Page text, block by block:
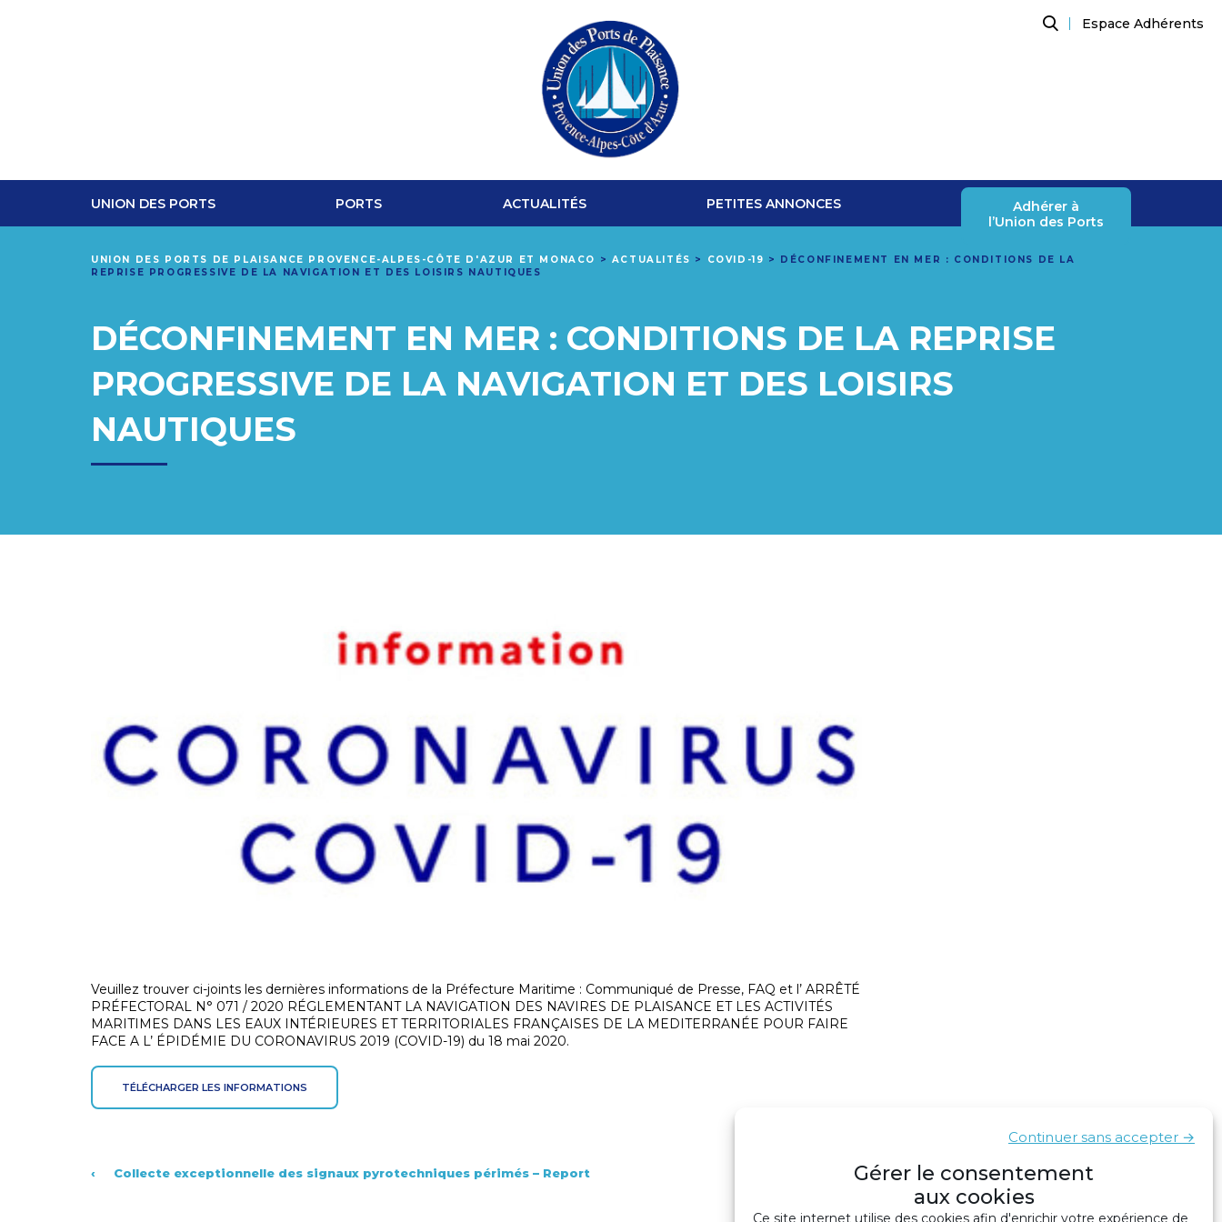
Gérer le consentement
aux cookies
Ce site internet utilise des cookies afin d'enrichir votre expérience de
Continuer sans accepter →
Espace Adhérents
UNION
PORTS
PLAISANCE
PROVENCE-
UNION DES PORTS PORTS ACTUALITÉS PETITES ANNONCES
Adhérer à
l’Union des Ports
UNION DES PORTS DE PLAISANCE PROVENCE-ALPES-CÔTE D'AZUR ET MONACO > ACTUALITÉS > COVID-19 >
DÉCONFINEMENT EN MER : CONDITIONS DE LA
REPRISE PROGRESSIVE DE LA NAVIGATION ET DES LOISIRS NAUTIQUES
DÉCONFINEMENT EN MER : CONDITIONS DE LA REPRISE
PROGRESSIVE DE LA NAVIGATION ET DES LOISIRS
NAUTIQUES
Veuillez trouver ci-joints les dernières informations de la Préfecture Maritime : Communiqué de Presse, FAQ et l’ ARRÊTÉ
PRÉFECTORAL N° 071 / 2020 RÉGLEMENTANT LA NAVIGATION DES NAVIRES DE PLAISANCE ET LES ACTIVITÉS
MARITIMES DANS LES EAUX INTÉRIEURES ET TERRITORIALES FRANÇAISES DE LA MEDITERRANÉE POUR FAIRE
FACE A L’ ÉPIDÉMIE DU CORONAVIRUS 2019 (COVID-19) du 18 mai 2020.
TÉLÉCHARGER LES INFORMATIONS
‹ Collecte exceptionnelle des signaux pyrotechniques périmés – Report Un nouveau port dans la Charte